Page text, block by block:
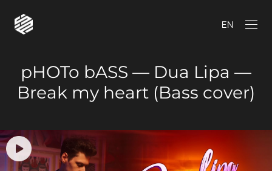
EN
pHOTo bASS — Dua Lipa —
Break my heart (Bass cover)